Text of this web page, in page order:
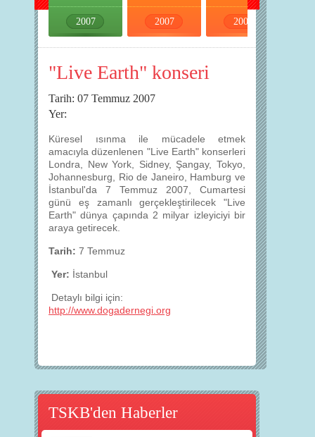
2007 2007 2007
"Live Earth" konseri
Tarih: 07 Temmuz 2007
Yer:
Küresel ısınma ile mücadele etmek
amacıyla düzenlenen "Live Earth" konserleri
Londra, New York, Sidney, Şangay, Tokyo,
Johannesburg, Rio de Janeiro, Hamburg ve
İstanbul'da 7 Temmuz 2007, Cumartesi
günü eş zamanlı gerçekleştirilecek "Live
Earth" dünya çapında 2 milyar izleyiciyi bir
araya getirecek.
Tarih: 7 Temmuz
Yer: İstanbul
Detaylı bilgi için:
http://www.dogadernegi.org
TSKB'den Haberler